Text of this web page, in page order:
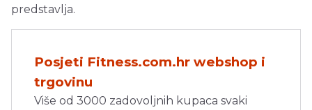
predstavlja.
Posjeti Fitness.com.hr webshop i
trgovinu
Više od 3000 zadovoljnih kupaca svaki